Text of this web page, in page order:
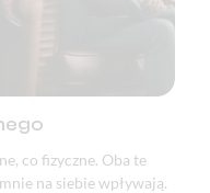
co fizyczne. Oba te
na siebie wpływają.